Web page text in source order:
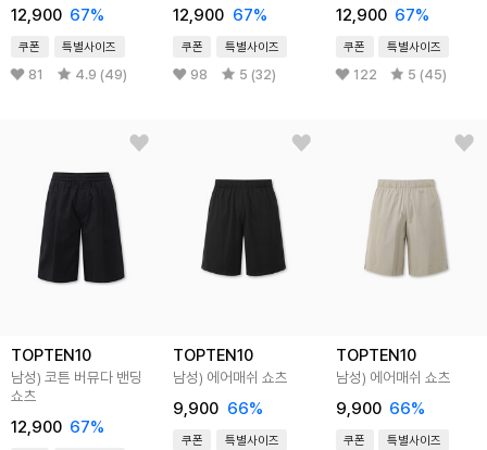
12,900 67%
쿠폰 특별사이즈
81 4.9 (49)
12,900 67%
쿠폰 특별사이즈
98 5 (32)
12,900 67%
쿠폰 특별사이즈
122 5 (45)
TOPTEN10
남성) 코튼 버뮤다 밴딩
쇼츠
12,900 67%
TOPTEN10
남성) 에어매쉬 쇼츠
9,900 66%
쿠폰 특별사이즈
TOPTEN10
남성) 에어매쉬 쇼츠
9,900 66%
쿠폰 특별사이즈